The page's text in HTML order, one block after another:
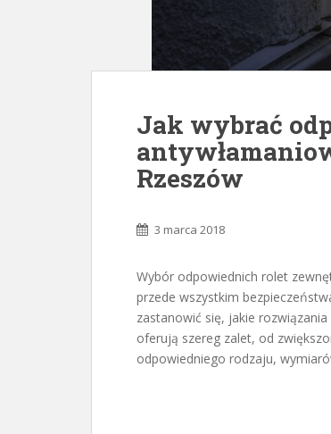
Jak wybrać
Rzeszów
3 marca 2018
Wybór odpowiednich rolet
przede wszystkim
zastanowić się, jakie
oferują szereg zalet, od
odpowiedniego rodzaju,